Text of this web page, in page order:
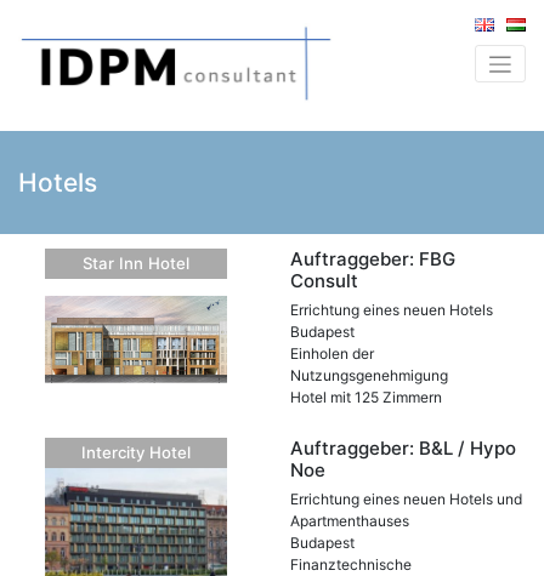
Hotels
Star Inn Hotel
Auftraggeber: FBG
Consult
Errichtung eines neuen Hotels
Budapest
Einholen der
Nutzungsgenehmigung
Hotel mit 125 Zimmern
Intercity Hotel
Auftraggeber: B&L / Hypo
Noe
Errichtung eines neuen Hotels und
Apartmenthauses
Budapest
Finanztechnische